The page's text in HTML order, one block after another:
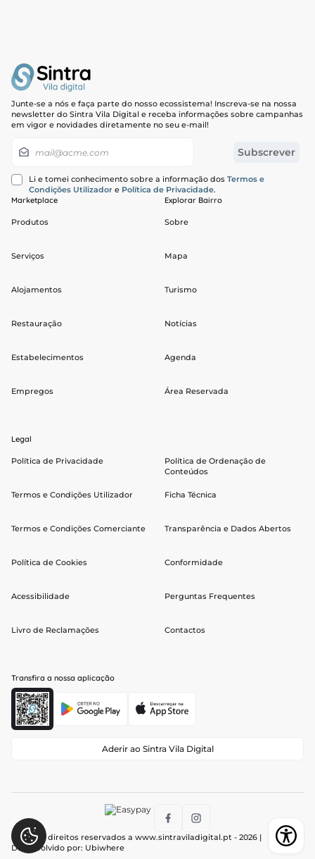
Junte-se a nós e faça parte do nosso ecossistema! Inscreva-se na nossa
newsletter do Sintra Vila Digital e receba informações sobre campanhas
em vigor e novidades diretamente no seu e-mail!
Subscrever
Li e tomei conhecimento sobre a informação dos Termos e
Condições Utilizador e Política de Privacidade.
Marketplace
Produtos
Serviços
Alojamentos
Restauração
Estabelecimentos
Empregos
Explorar Bairro
Sobre
Mapa
Turismo
Notícias
Agenda
Área Reservada
Legal
Política de Privacidade
Termos e Condições Utilizador
Termos e Condições Comerciante
Política de Cookies
Acessibilidade
Livro de Reclamações
Política de Ordenação de
Conteúdos
Ficha Técnica
Transparência e Dados Abertos
Conformidade
Perguntas Frequentes
Contactos
Transfira a nossa aplicação
Aderir ao Sintra Vila Digital
Todos os direitos reservados a www.sintraviladigital.pt - 2026 |
Desenvolvido por: Ubiwhere